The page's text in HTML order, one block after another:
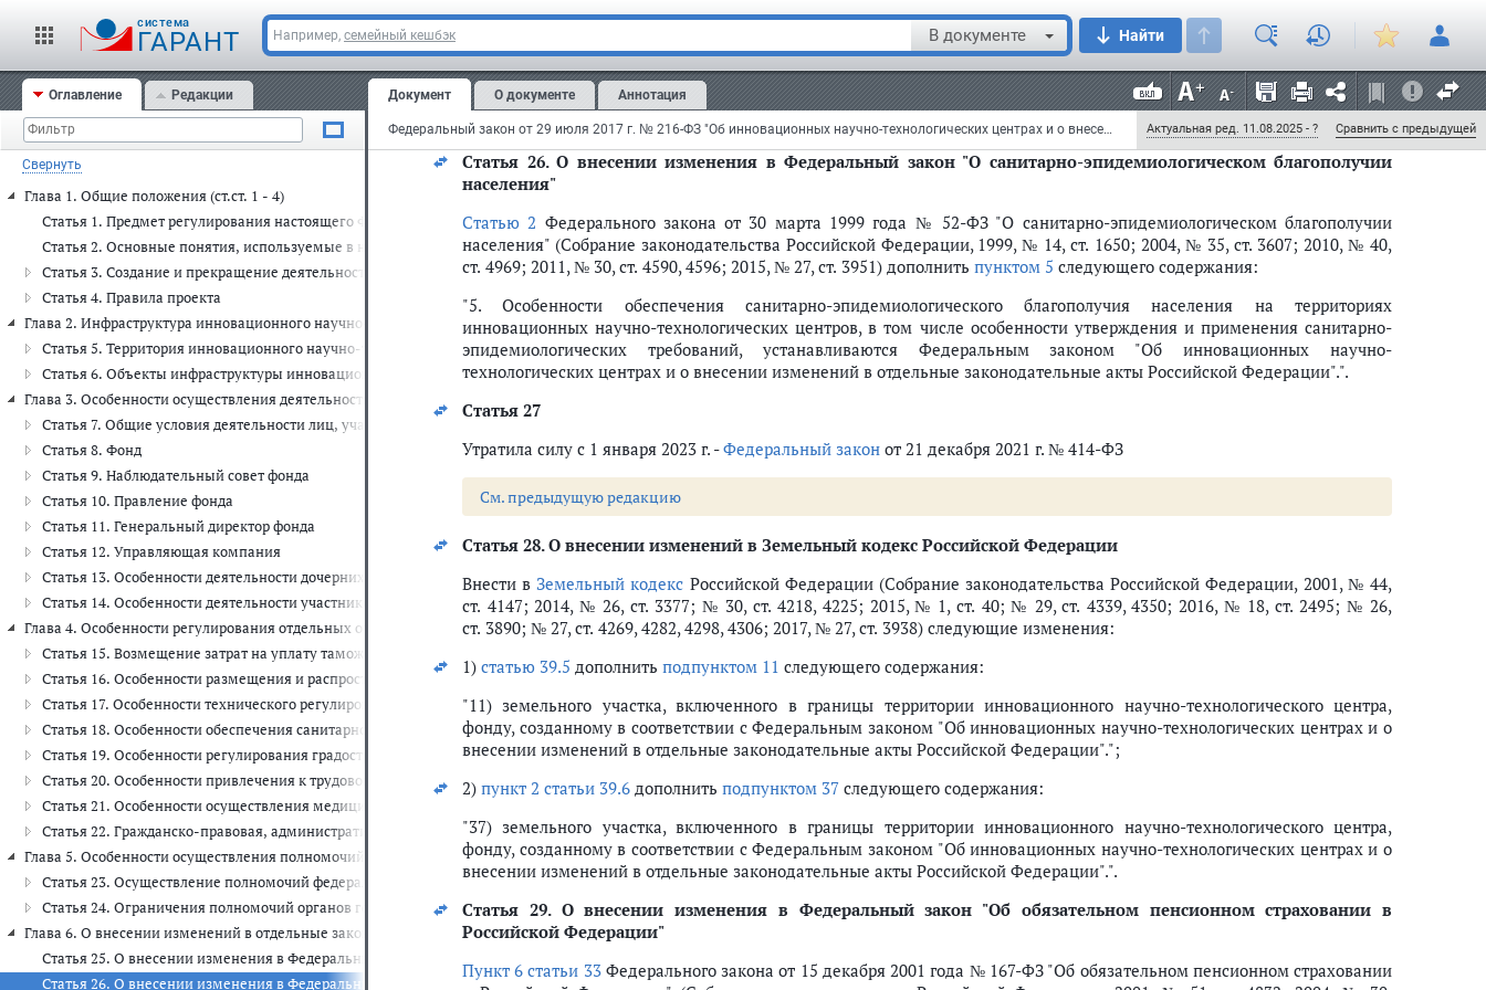
cистема
ГАРАНТ Например, семейный кешбэк В документе Найти
Оглавление Редакции
Свернуть
Глава 1. Общие положения (ст.ст. 1 - 4)
Статья 1. Предмет регулирования настоящего Федерального закона
Статья 2. Основные понятия, используемые в настоящем Федеральном законе
Статья 3. Создание и прекращение деятельности инновационного научно-технологического центра
Статья 4. Правила проекта
Глава 2. Инфраструктура инновационного научно-технологического центра (ст.ст. 5 - 6)
Статья 5. Территория инновационного научно-технологического центра
Статья 6. Объекты инфраструктуры инновационного научно-технологического центра
Глава 3. Особенности осуществления деятельности лицами, участвующими в реализации проекта (ст.ст. 7 - 14)
Статья 7. Общие условия деятельности лиц, участвующих в реализации проекта
Статья 8. Фонд
Статья 9. Наблюдательный совет фонда
Статья 10. Правление фонда
Статья 11. Генеральный директор фонда
Статья 12. Управляющая компания
Статья 13. Особенности деятельности дочерних обществ управляющей компании
Статья 14. Особенности деятельности участников проекта
Глава 4. Особенности регулирования отдельных отношений при реализации проекта (ст.ст. 15 - 22)
Статья 15. Возмещение затрат на уплату таможенных платежей
Статья 16. Особенности размещения и распространения рекламы на территории инновационного научно-технологического центра
Статья 17. Особенности технического регулирования на территории инновационного научно-технологического центра
Статья 18. Особенности обеспечения санитарно-эпидемиологического благополучия на территории инновационного научно-технологического центра
Статья 19. Особенности регулирования градостроительной деятельности на территории инновационного научно-технологического центра
Статья 20. Особенности привлечения к трудовой деятельности иностранных граждан в целях реализации проекта
Статья 21. Особенности осуществления медицинской деятельности и образовательной деятельности на территории инновационного научно-технологического центра
Статья 22. Гражданско-правовая, административная, уголовная ответственность
Глава 5. Особенности осуществления полномочий органов государственной власти, органов местного самоуправления, органов Фонда пенсионного и социального страхования Российской Федерации на
Статья 23. Осуществление полномочий федеральными органами исполнительной власти, органами Фонда пенсионного и социального страхования Российской Федерации на территории инновационного
Статья 24. Ограничения полномочий органов государственной власти субъектов Российской Федерации, органов местного самоуправления на территории инновационного научно-технологического центра
Глава 6. О внесении изменений в отдельные законодательные акты Российской Федерации (ст.ст. 25 - 38)
Статья 25. О внесении изменения в Федеральный закон "О пожарной безопасности"
Статья 26. О внесении изменения в Федеральный закон "О санитарно-эпидемиологическом благополучии населения"
Документ О документе Аннотация
Федеральный закон от 29 июля 2017 г. № 216-ФЗ "Об инновационных научно-технологических центрах и о внесении изменений в отдельные законодательные акты Российской Федерации" (с изменениями и дополнениями) Актуальная ред. 11.08.2025 - ? Сравнить с предыдущей
ст. 4969; 2011, № 30, ст. 4596; 2015, № 27, ст. 3951) дополнитьчастью восьмойследующего содержания:
"Особенности обеспечения пожарной безопасности на территории инновационного научно-технологического центра,
включая особенности утверждения и применения требований пожарной безопасности (в том числе требований
технических регламентов), устанавливаются Федеральным законом "Об инновационных научно-технологических
центрах и о внесении изменений в отдельные законодательные акты Российской Федерации".".
Статья 26.О внесении изменения в Федеральный закон "О санитарно-эпидемиологическом благополучии
населения"
Статью 2 Федерального закона от 30 марта 1999 года № 52-ФЗ "О санитарно-эпидемиологическом благополучии
населения" (Собрание законодательства Российской Федерации, 1999, № 14, ст. 1650; 2004, № 35, ст. 3607; 2010, № 40,
ст. 4969; 2011, № 30, ст. 4590, 4596; 2015, № 27, ст. 3951) дополнить пунктом 5 следующего содержания:
"5. Особенности обеспечения санитарно-эпидемиологического благополучия населения на территориях
инновационных научно-технологических центров, в том числе особенности утверждения и применения санитарно-
эпидемиологических требований, устанавливаются Федеральным законом "Об инновационных научно-
технологических центрах и о внесении изменений в отдельные законодательные акты Российской Федерации".".
Статья 27
Утратила силу с 1 января 2023 г. -Федеральный закон от 21 декабря 2021 г. № 414-ФЗ
См. предыдущую редакцию
Статья 28.О внесении изменений в Земельный кодекс Российской Федерации
Внести вЗемельный кодекс Российской Федерации (Собрание законодательства Российской Федерации, 2001, № 44,
ст. 4147; 2014, № 26, ст. 3377; № 30, ст. 4218, 4225; 2015, № 1, ст. 40; № 29, ст. 4339, 4350; 2016, № 18, ст. 2495; № 26,
ст. 3890; № 27, ст. 4269, 4282, 4298, 4306; 2017, № 27, ст. 3938) следующие изменения:
1) статью 39.5 дополнить подпунктом 11 следующего содержания:
"11) земельного участка, включенного в границы территории инновационного научно-технологического центра,
фонду, созданному в соответствии с Федеральным законом "Об инновационных научно-технологических центрах и о
внесении изменений в отдельные законодательные акты Российской Федерации".";
2) пункт 2 статьи 39.6 дополнить подпунктом 37 следующего содержания:
"37) земельного участка, включенного в границы территории инновационного научно-технологического центра,
фонду, созданному в соответствии с Федеральным законом "Об инновационных научно-технологических центрах и о
внесении изменений в отдельные законодательные акты Российской Федерации".".
Статья 29.О внесении изменения в Федеральный закон "Об обязательном пенсионном страховании в
Российской Федерации"
Пункт 6 статьи 33Федерального закона от 15 декабря 2001 года № 167-ФЗ "Об обязательном пенсионном страховании